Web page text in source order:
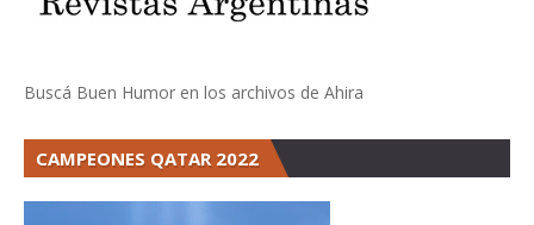
Buscá Buen Humor en los archivos de Ahira
CAMPEONES QATAR 2022